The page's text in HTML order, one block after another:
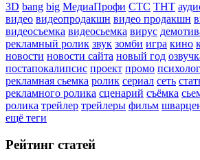
3D bang big МедиаПрофи СТС ТНТ
видео видеопродакшн видео продакшн
видеосъемка видеосьемка вирус
рекламный ролик звук зомби игра кино
новости новости сайта новый год
постапокалипсис проект промо
рекламная сьемка ролик сериал сеть
рекламного ролика сценарий съёмка
ролика трейлер трейлеры фильм
ещё теги
Рейтинг статей